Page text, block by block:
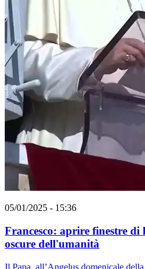
05/01/2025 - 15:36
Francesco: aprire finestre di
oscure dell'umanità
Il Papa, all’Angelus domenicale